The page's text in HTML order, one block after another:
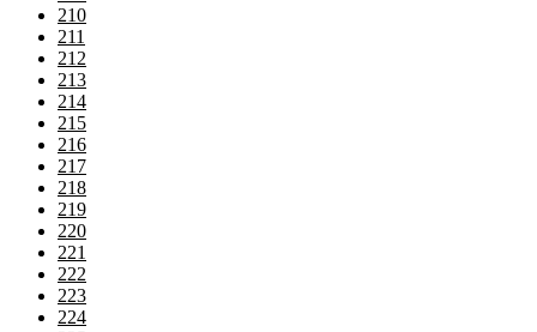
210
211
212
213
214
215
216
217
218
219
220
221
222
223
224